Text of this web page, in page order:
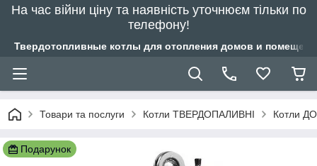
На час війни ціну та наявність уточнюєм тільки по
телефону!
Твердотопливные котлы для отопления домов и
Товари та послуги Котли ТВЕРДОПАЛИВНІ Котли
Подарунок